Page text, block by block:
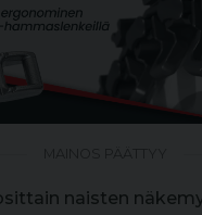
naisten